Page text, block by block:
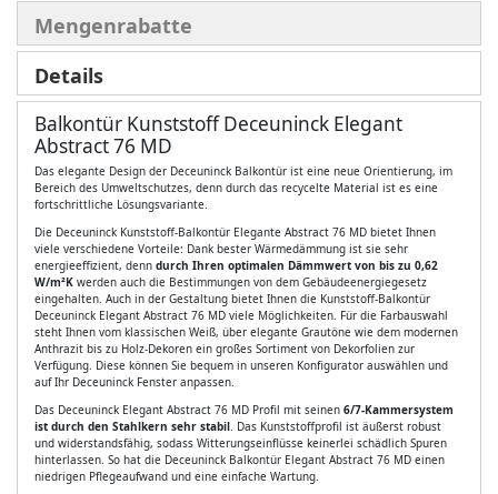
Mengenrabatte
Details
Balkontür Kunststoff Deceuninck Elegant
Abstract 76 MD
Das elegante Design der Deceuninck Balkontür ist eine neue Orientierung, im
Bereich des Umweltschutzes, denn durch das recycelte Material ist es eine
fortschrittliche Lösungsvariante.
Die Deceuninck Kunststoff-Balkontür Elegante Abstract 76 MD bietet Ihnen
viele verschiedene Vorteile: Dank bester Wärmedämmung ist sie sehr
energieeffizient, denn durch Ihren optimalen Dämmwert von bis zu 0,62
W/m²K werden auch die Bestimmungen von dem Gebäudeenergiegesetz
eingehalten. Auch in der Gestaltung bietet Ihnen die Kunststoff-Balkontür
Deceuninck Elegant Abstract 76 MD viele Möglichkeiten. Für die Farbauswahl
steht Ihnen vom klassischen Weiß, über elegante Grautöne wie dem modernen
Anthrazit bis zu Holz-Dekoren ein großes Sortiment von Dekorfolien zur
Verfügung. Diese können Sie bequem in unseren Konfigurator auswählen und
auf Ihr Deceuninck Fenster anpassen.
Das Deceuninck Elegant Abstract 76 MD Profil mit seinen 6/7-Kammersystem
ist durch den Stahlkern sehr stabil. Das Kunststoffprofil ist äußerst robust
und widerstandsfähig, sodass Witterungseinflüsse keinerlei schädlich Spuren
hinterlassen. So hat die Deceuninck Balkontür Elegant Abstract 76 MD einen
niedrigen Pflegeaufwand und eine einfache Wartung.